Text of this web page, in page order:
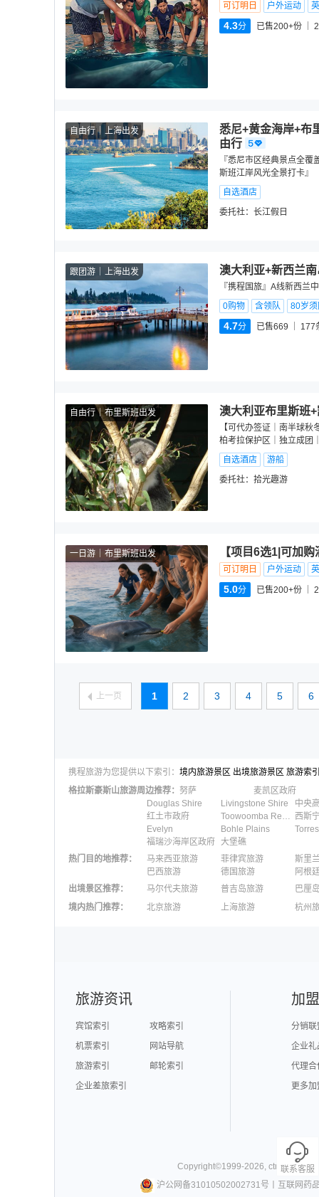
可订明日 户外运动
4.3分 已售200+份
自由行 上海出发
悉尼+黄金海岸+布
由行
『悉尼市区经典景点全
斯班江岸风光全景打卡』
自选酒店
委托社： 长江假日
跟团游 上海出发 澳大利亚+新西兰
『携程国旅』A线新西兰
0购物
含领队 80岁
4.7分 已售669 177
自由行 布里斯班出发 澳大利亚布里斯班
【可代办签证｜南半球
柏考拉保护区｜独立成团
自选酒店
游船
委托社： 拾光趣游
一日游 布里斯班出发 【项目6选1|可加
可订明日 户外运动
5.0分 已售200+份
上一页 1 2 3 4 5 6
携程旅游为您提供以下索引： 境内旅游景区 出境旅游景区 旅游索
格拉斯豪斯山旅游周边推荐： 努萨
麦凯区政府
Douglas Shire
Livingstone Shire
中央
红土市政府
Toowoomba Regional 西斯
Evelyn
Bohle Plains
福瑞沙海岸区政府 大堡礁
热门目的地推荐： 马来西亚旅游 菲律宾旅游
斯里
巴西旅游
德国旅游
阿根
出境景区推荐： 马尔代夫旅游 普吉岛旅游
巴厘
澳大利亚旅游
毛里求斯旅游
苏梅
境内热门推荐： 北京旅游 上海旅游
杭州
联系客服
旅游资讯
宾馆索引
攻略索引
机票索引
网站导航
旅游索引
邮轮索引
企业差旅索引
加
分销联
企业礼
代理合
更多
Copyright©1999-2026, ctrip.com.
沪公网备31010502002731号
互联网药